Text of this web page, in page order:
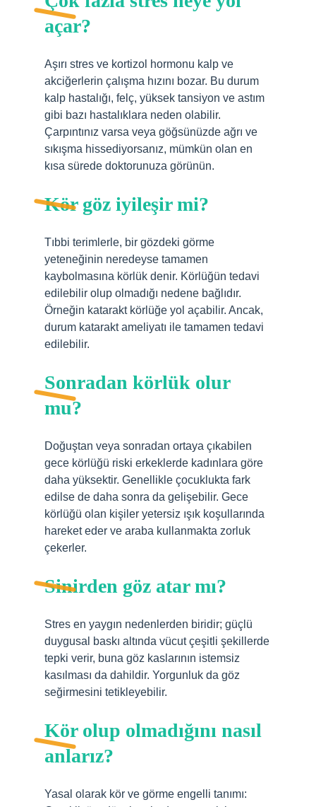
açar?
Aşırı stres ve kortizol hormonu kalp ve
akciğerlerin çalışma hızını bozar. Bu durum
kalp hastalığı, felç, yüksek tansiyon ve astım
gibi bazı hastalıklara neden olabilir.
Çarpıntınız varsa veya göğsünüzde ağrı ve
sıkışma hissediyorsanız, mümkün olan en
kısa sürede doktorunuza görünün.
Kör göz iyileşir mi?
Tıbbi terimlerle, bir gözdeki görme
yeteneğinin neredeyse tamamen
kaybolmasına körlük denir. Körlüğün tedavi
edilebilir olup olmadığı nedene bağlıdır.
Örneğin katarakt körlüğe yol açabilir. Ancak,
durum katarakt ameliyatı ile tamamen tedavi
edilebilir.
Sonradan körlük olur
mu?
Doğuştan veya sonradan ortaya çıkabilen
gece körlüğü riski erkeklerde kadınlara göre
daha yüksektir. Genellikle çocuklukta fark
edilse de daha sonra da gelişebilir. Gece
körlüğü olan kişiler yetersiz ışık koşullarında
hareket eder ve araba kullanmakta zorluk
çekerler.
Sinirden göz atar mı?
Stres en yaygın nedenlerden biridir; güçlü
duygusal baskı altında vücut çeşitli şekillerde
tepki verir, buna göz kaslarının istemsiz
kasılması da dahildir. Yorgunluk da göz
seğirmesini tetikleyebilir.
Kör olup olmadığını nasıl
anlarız?
Yasal olarak kör ve görme engelli tanımı: